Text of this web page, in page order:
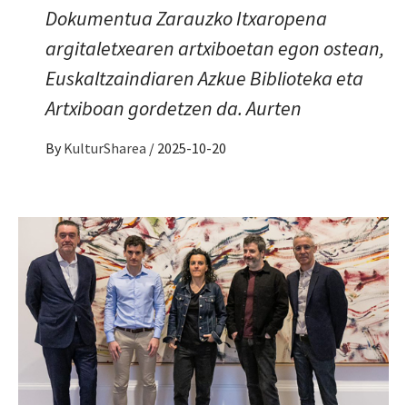
Dokumentua Zarauzko Itxaropena
argitaletxearen artxiboetan egon ostean,
Euskaltzaindiaren Azkue Biblioteka eta
Artxiboan gordetzen da. Aurten
By KulturSharea / 2025-10-20